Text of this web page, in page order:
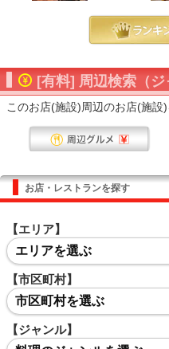
[有料] 周辺検索（ジ
このお店(施設)周辺のお店(施設)
お店・レストランを探す
【エリア】
エリアを選ぶ
【市区町村】
市区町村を選ぶ
【ジャンル】